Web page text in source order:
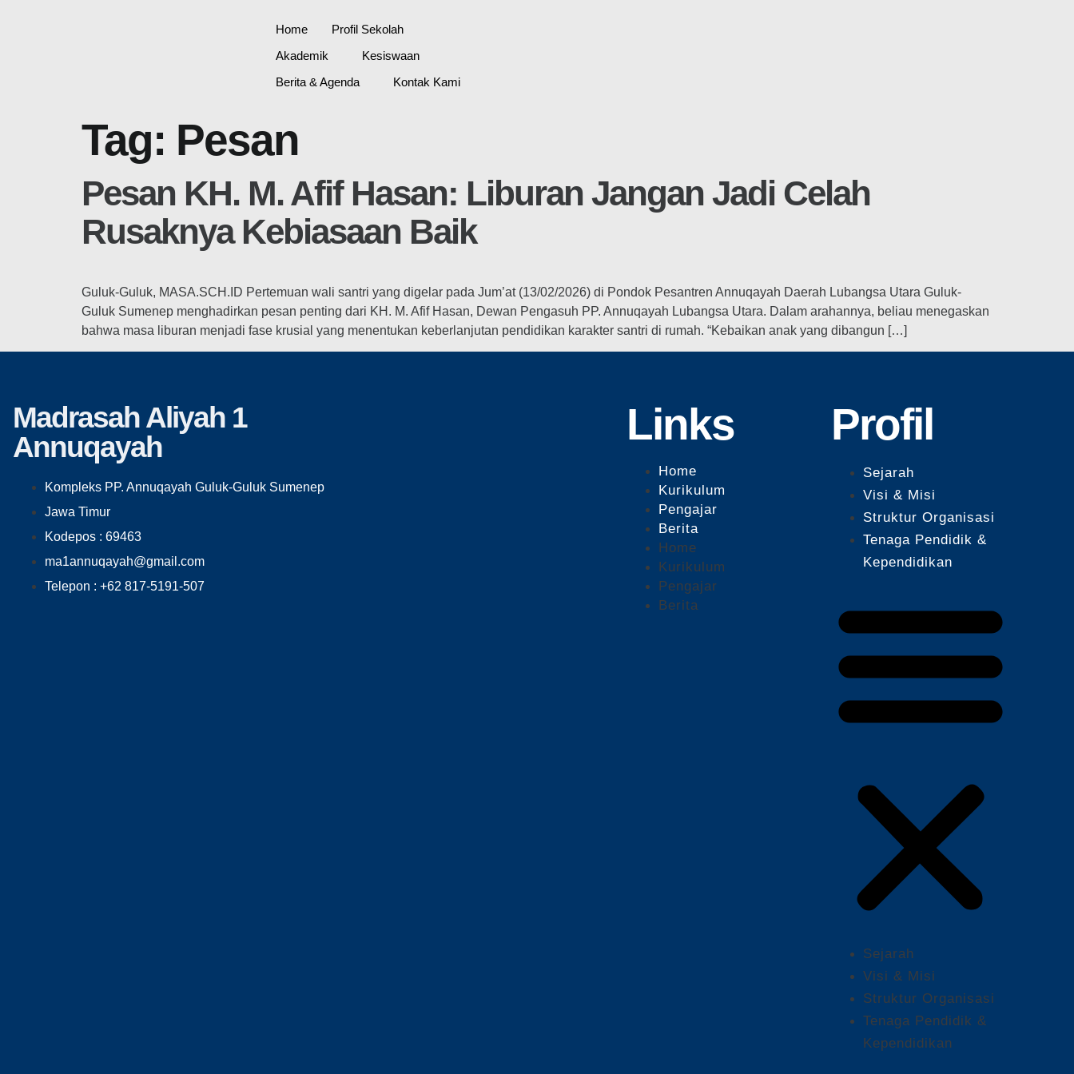
Home
Profil Sekolah
Akademik
Kesiswaan
Berita & Agenda
Kontak Kami
Tag: Pesan
Pesan KH. M. Afif Hasan: Liburan Jangan Jadi Celah
Rusaknya Kebiasaan Baik
Guluk-Guluk, MASA.SCH.ID Pertemuan wali santri yang digelar pada Jum’at (13/02/2026) di Pondok Pesantren Annuqayah Daerah Lubangsa Utara Guluk-
Guluk Sumenep menghadirkan pesan penting dari KH. M. Afif Hasan, Dewan Pengasuh PP. Annuqayah Lubangsa Utara. Dalam arahannya, beliau menegaskan
bahwa masa liburan menjadi fase krusial yang menentukan keberlanjutan pendidikan karakter santri di rumah. “Kebaikan anak yang dibangun […]
Madrasah Aliyah 1
Annuqayah
Kompleks PP. Annuqayah Guluk-Guluk Sumenep
Jawa Timur
Kodepos : 69463
ma1annuqayah@gmail.com
Telepon : +62 817-5191-507
Links
Home
Kurikulum
Pengajar
Berita
Home
Kurikulum
Pengajar
Berita
Profil
Sejarah
Visi & Misi
Struktur Organisasi
Tenaga Pendidik &
Kependidikan
Sejarah
Visi & Misi
Struktur Organisasi
Tenaga Pendidik &
Kependidikan